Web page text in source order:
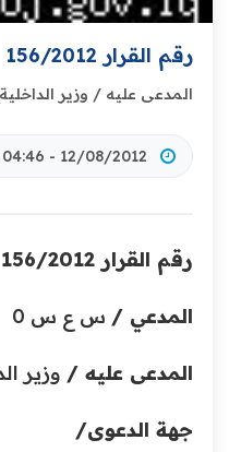
رقم القرار 156/2012
المدعى عليه / وزير
12/08/2012 - 04:46 صباحًا
رقم القرار 156/2012
المدعي / س ع س 0
المدعى عليه / وزير
جهة الدعوى/